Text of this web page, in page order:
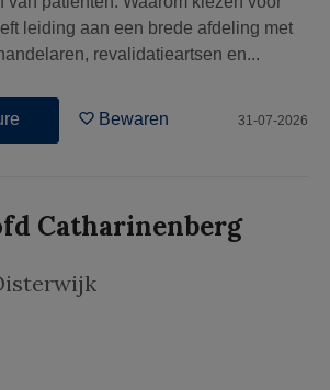
leiding aan een brede afdeling met
revalidatieartsen en...
Bewaren 31-07-2026
Catharinenberg